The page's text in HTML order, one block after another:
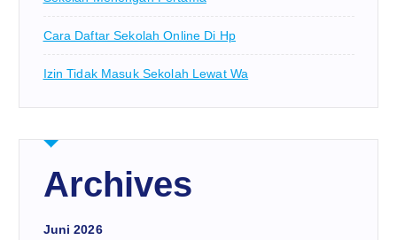
Cara Daftar Sekolah Online Di Hp
Izin Tidak Masuk Sekolah Lewat Wa
Archives
Juni 2026